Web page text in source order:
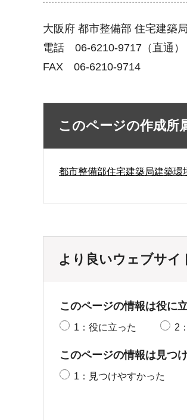
大阪府 都市整備部 住宅建築
電話 06-6210-9717（直通）
FAX 06-6210-9714
このページの作成所
都市整備部住宅建築局建築環
より良いウェブサ
このページの情報は役に
1：役に立った 2
このページの情報は見つ
1：見つけやすかった